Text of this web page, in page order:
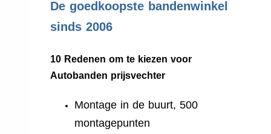
De goedkoopste bandenwinkel
sinds 2006
10 Redenen om te kiezen voor
Autobanden prijsvechter
Montage in de buurt, 500
montagepunten